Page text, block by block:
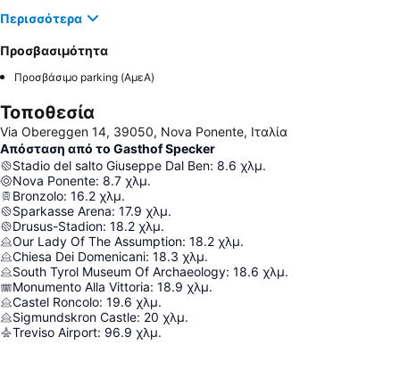
Περισσότερα
Προσβασιμότητα
Προσβάσιμο parking (ΑμεΑ)
Τοποθεσία
Via Obereggen 14, 39050, Nova Ponente, Ιταλία
Απόσταση από το Gasthof Specker
Stadio del salto Giuseppe Dal Ben: 8.6 χλμ.
Nova Ponente: 8.7 χλμ.
Bronzolo: 16.2 χλμ.
Sparkasse Arena: 17.9 χλμ.
Drusus-Stadion: 18.2 χλμ.
Our Lady Of The Assumption: 18.2 χλμ.
Chiesa Dei Domenicani: 18.3 χλμ.
South Tyrol Museum Of Archaeology: 18.6 χλμ.
Monumento Alla Vittoria: 18.9 χλμ.
Castel Roncolo: 19.6 χλμ.
Sigmundskron Castle: 20 χλμ.
Treviso Airport: 96.9 χλμ.